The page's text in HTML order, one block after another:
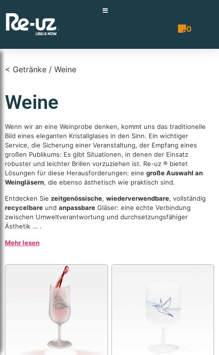
0
< Getränke / Weine
Weine
Wenn wir an eine Weinprobe denken, kommt uns das traditionelle
Bild eines eleganten Kristallglases in den Sinn. Ein wichtiger
Service, die Sicherung einer Veranstaltung, der Empfang eines
großen Publikums: Es gibt Situationen, in denen der Einsatz
robuster und leichter Brillen vorzuziehen ist. Re-uz ® bietet
Lösungen für diese Herausforderungen: eine große Auswahl an
Weingläsern, die ebenso ästhetisch wie praktisch sind.
Entdecken Sie zeitgenössische, wiederverwendbare, vollständig
recycelbare und anpassbare Gläser: eine echte Verbindung
zwischen Umweltverantwortung und durchsetzungsfähiger
Ästhetik … .
Mehr lesen